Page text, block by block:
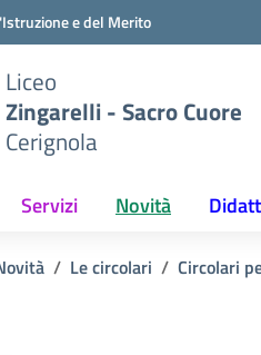
e del Merito
Liceo
Zingarelli - Sacro Cuore
Cerignola
Servizi Novità
Le circolari Circolari